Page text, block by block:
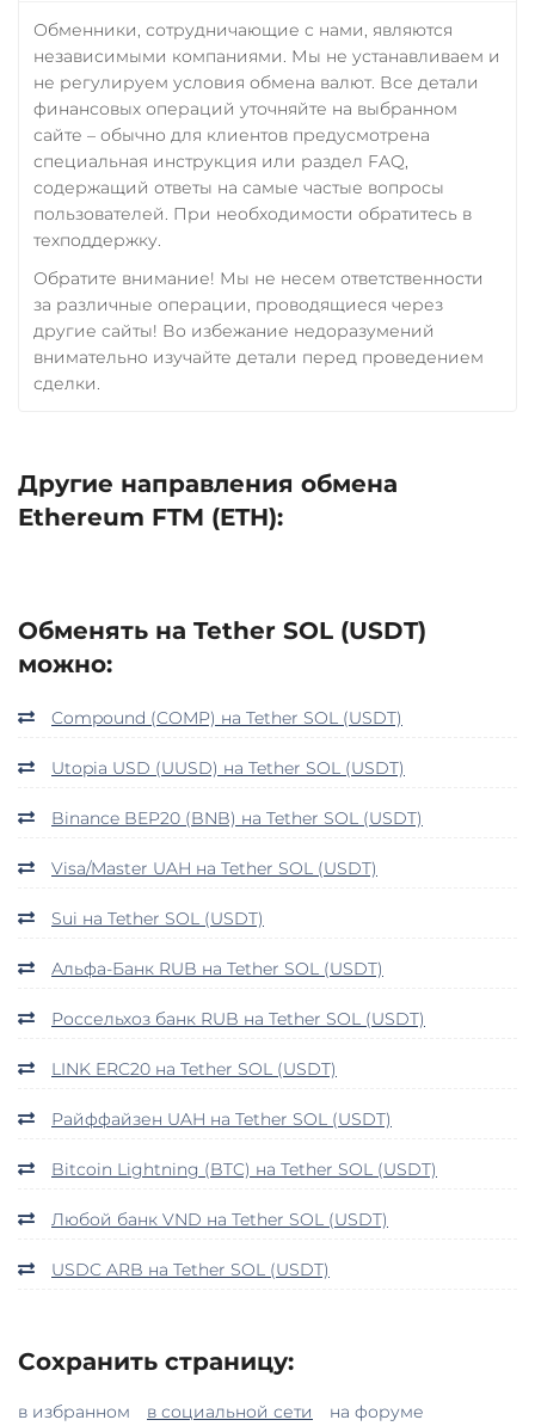
BASE
RONIN
NEAR
XLM
SUI SONIC
Utopia USD (UUSD)
VeChain (VET)
Verge (XVG)
WAVES
Wrapped Bitcoin (WBTC)
ERC20 AVAXC
Wrapped Ethereum (WETH)
ERC20
Zcash (ZEC)
Обменники, сотрудничающие с нами, являются
независимыми компаниями. Мы не устанавливаем и
не регулируем условия обмена валют. Все детали
финансовых операций уточняйте на выбранном
сайте – обычно для клиентов предусмотрена
специальная инструкция или раздел FAQ,
содержащий ответы на самые частые вопросы
пользователей. При необходимости обратитесь в
техподдержку.
Обратите внимание! Мы не несем ответственности
за различные операции, проводящиеся через
другие сайты! Во избежание недоразумений
внимательно изучайте детали перед проведением
сделки.
Другие направления обмена
Ethereum FTM (ETH):
Обменять на Tether SOL (USDT)
можно:
Compound (COMP) на Tether SOL (USDT)
Utopia USD (UUSD) на Tether SOL (USDT)
Binance BEP20 (BNB) на Tether SOL (USDT)
Visa/Master UAH на Tether SOL (USDT)
Sui на Tether SOL (USDT)
Альфа-Банк RUB на Tether SOL (USDT)
Россельхоз банк RUB на Tether SOL (USDT)
LINK ERC20 на Tether SOL (USDT)
Райффайзен UAH на Tether SOL (USDT)
Bitcoin Lightning (BTC) на Tether SOL (USDT)
Любой банк VND на Tether SOL (USDT)
USDC ARB на Tether SOL (USDT)
Сохранить страницу:
в избранном в социальной сети
на форуме